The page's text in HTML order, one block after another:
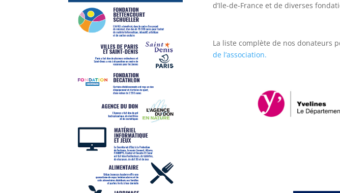
d’Ile-de-France et de diverses
La liste complète de nos donateurs
de l’association.